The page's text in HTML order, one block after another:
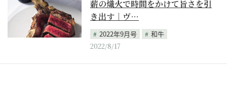
薪の熾火で時間をかけて旨さを引
き出す｜ヴ…
2022年9月号
和牛
2022/8/17